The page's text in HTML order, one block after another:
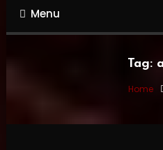
Menu
Tag:
Home